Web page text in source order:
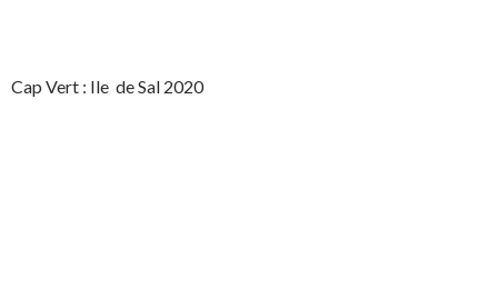
Cap Vert : Ile de Sal 2020